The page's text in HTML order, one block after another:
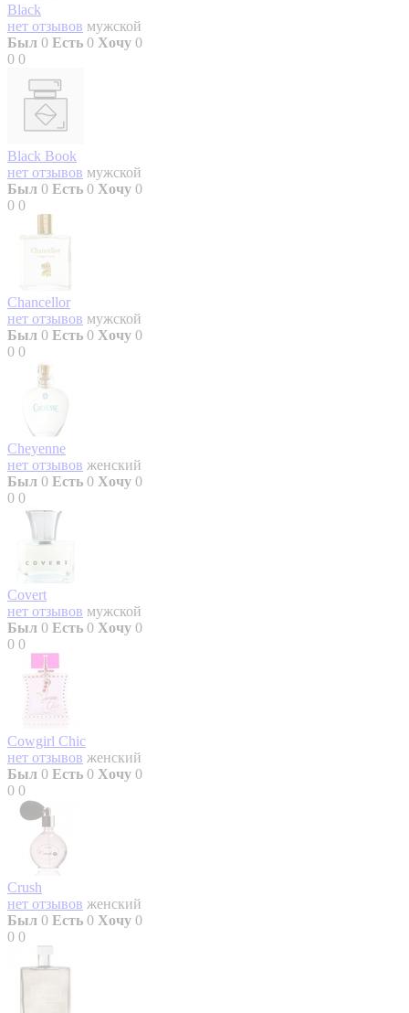
Black
нет отзывов мужской
Был 0 Есть 0 Хочу 0
0 0
Black Book
нет отзывов мужской
Был 0 Есть 0 Хочу 0
0 0
Chancellor
нет отзывов мужской
Был 0 Есть 0 Хочу 0
0 0
Cheyenne
нет отзывов женский
Был 0 Есть 0 Хочу 0
0 0
Covert
нет отзывов мужской
Был 0 Есть 0 Хочу 0
0 0
Cowgirl Chic
нет отзывов женский
Был 0 Есть 0 Хочу 0
0 0
Crush
нет отзывов женский
Был 0 Есть 0 Хочу 0
0 0